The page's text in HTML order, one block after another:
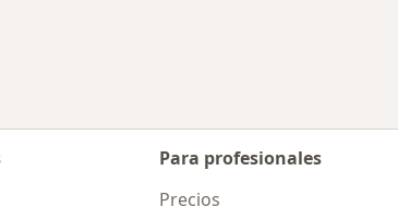
Para profesionales
Precios